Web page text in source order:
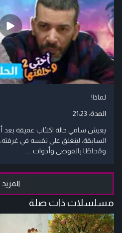
لماذا!
المدة: 21:23
يعيش سامي حالة اكتئاب عميقة بعد
السابقة، لينغلق على نفسه في
ومُحاطًا بالفوضى وأدوات ....
المزيد
مسلسلات ذات صلة